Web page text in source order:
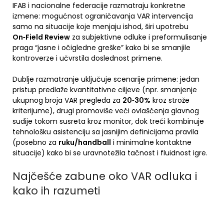
IFAB i nacionalne federacije razmatraju konkretne
izmene: mogućnost ograničavanja VAR intervencija
samo na situacije koje menjaju ishod, širi upotrebu
On‑Field Review za subjektivne odluke i preformulisanje
praga “jasne i očigledne greške” kako bi se smanjile
kontroverze i učvrstila doslednost primene.
Dublje razmatranje uključuje scenarije primene: jedan
pristup predlaže kvantitativne ciljeve (npr. smanjenje
ukupnog broja VAR pregleda za 20‑30% kroz strože
kriterijume), drugi promoviše veći ovlašćenja glavnog
sudije tokom susreta kroz monitor, dok treći kombinuje
tehnološku asistenciju sa jasnijim definicijama pravila
(posebno za ruku/handball i minimalne kontaktne
situacije) kako bi se uravnotežila tačnost i fluidnost igre.
Najčešće zabune oko VAR odluka i
kako ih razumeti